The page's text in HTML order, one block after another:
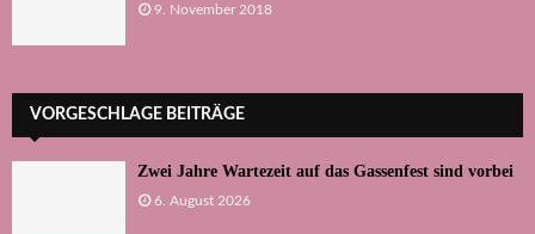
9. November 2018
VORGESCHLAGE BEITRÄGE
Zwei Jahre Wartezeit auf das Gassenfest sind vorbei
6. August 2026